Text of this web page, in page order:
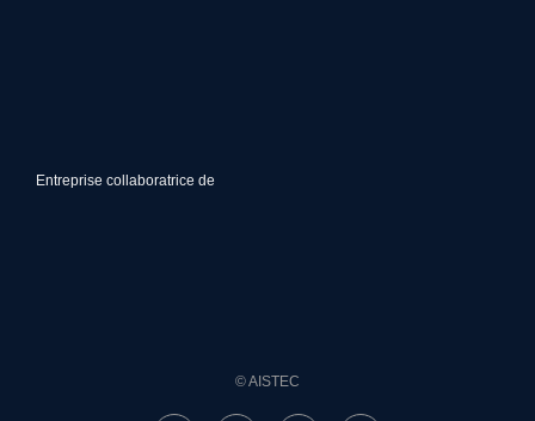
© AISTEC
Entreprise collaboratrice de